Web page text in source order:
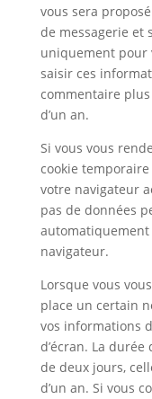
vous sera
de messagerie et
uniquement pour
saisir ces
commentaire
d’un an.
Si vous vous
cookie
votre navigateur
pas de données
navigateur.
Lorsque vous
place un certain
vos informations
d’écran. La durée
de deux jours,
d’un an. Si vous